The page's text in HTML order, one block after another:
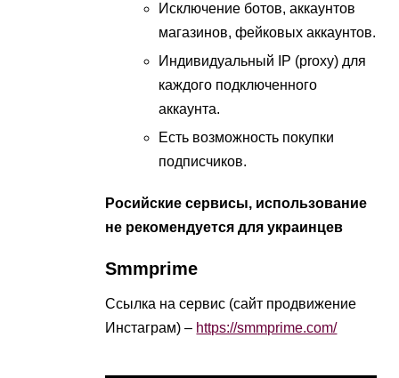
Исключение ботов, аккаунтов
магазинов, фейковых аккаунтов.
Индивидуальный IP (proxy) для
каждого подключенного
аккаунта.
Есть возможность покупки
подписчиков.
Росийские сервисы, использование
не рекомендуется для украинцев
Smmprime
Ссылка на сервис (сайт продвижение
Инстаграм) – https://smmprime.com/